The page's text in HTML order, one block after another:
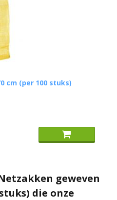
cm (per 100 stuks)
geweven
die onze